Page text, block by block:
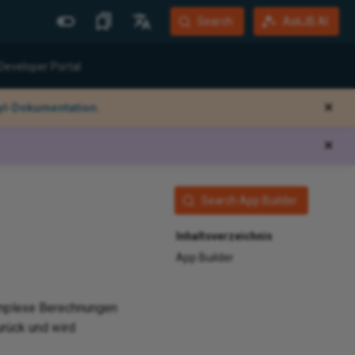
Weitere Websites
Jitterbit Website
English
Search AskJB AI
Developer Portal
Dokumentation. ✕
✕
Search App Builder
Inhaltsverzeichnis
App Builder
Berechnungen
und wird